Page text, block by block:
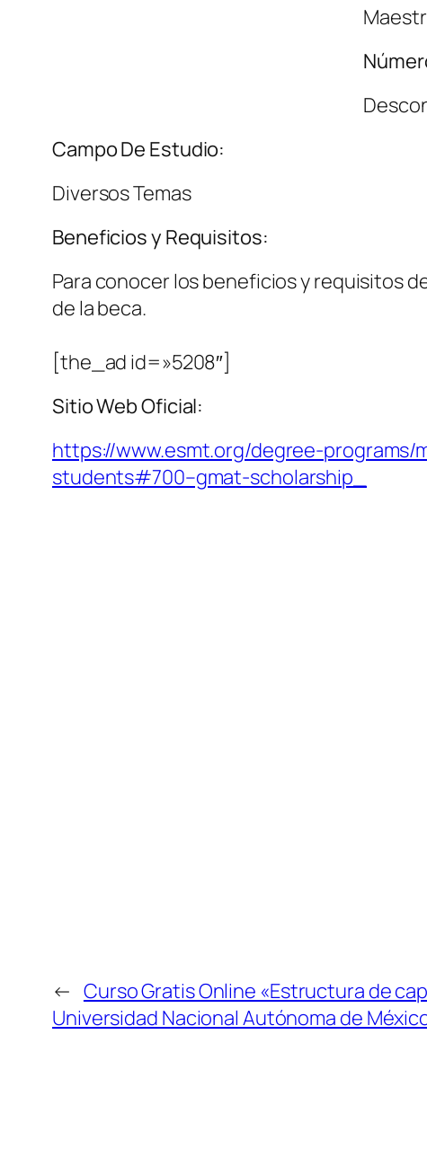
Campo De Estudio:
Diversos Temas
Beneficios y Requisitos:
Para conocer los beneficios y requisitos
de la beca.
[the_ad id=»5208″]
Sitio Web Oficial:
https://www.esmt.org/degree-
students#700–gmat-scholarship_
← Curso Gratis Online «Estructura de
Universidad Nacional Autónoma de